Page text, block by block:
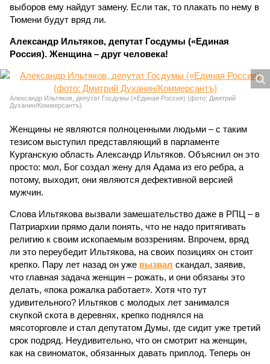
выборов ему найдут замену. Если так, то плакать по нему в
Тюмени будут вряд ли.
Александр Ильтяков, депутат Госдумы («Единая
Россия). Женщина – друг человека!
Александр Ильтяков, депутат Госдумы («Единая Россия) (фото: Дмитрий
Духанин/Коммерсантъ)
Женщины не являются полноценными людьми – с таким
тезисом выступил представляющий в парламенте
Курганскую область Александр Ильтяков. Объяснил он это
просто: мол, Бог создал жену для Адама из его ребра, а
потому, выходит, они являются дефективной версией
мужчин.
Слова Ильтякова вызвали замешательство даже в РПЦ – в
Патриархии прямо дали понять, что не надо притягивать
религию к своим ископаемым воззрениям. Впрочем, вряд
ли это переубедит Ильтякова, на своих позициях он стоит
крепко. Пару лет назад он уже вызвал скандал, заявив,
что главная задача женщин – рожать, и они обязаны это
делать, «пока рожалка работает». Хотя что тут
удивительного? Ильтяков с молодых лет занимался
скупкой скота в деревнях, крепко поднялся на
мясоторговле и стал депутатом Думы, где сидит уже третий
срок подряд. Неудивительно, что он смотрит на женщин,
как на свиноматок, обязанных давать приплод. Теперь он